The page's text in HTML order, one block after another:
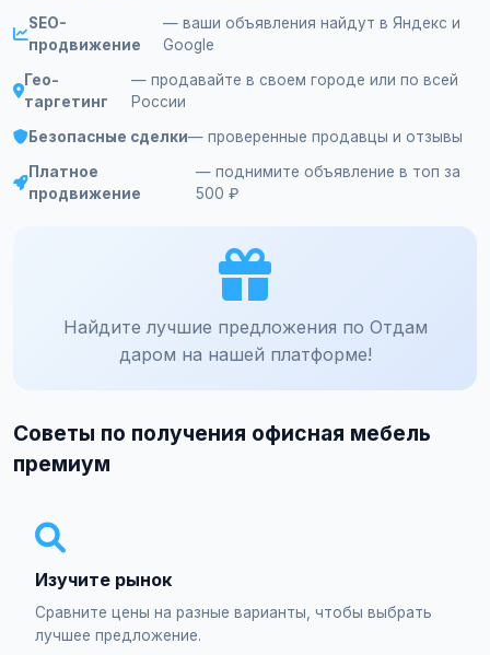
SEO-
продвижение
— ваши объявления найдут в Яндекс и
Google
Гео-
таргетинг
— продавайте в своем городе или по всей
России
Безопасные сделки— проверенные продавцы и отзывы
Платное
продвижение
— поднимите объявление в топ за
500 ₽
Найдите лучшие предложения по Отдам
даром на нашей платформе!
Советы по получения офисная мебель
премиум
Изучите рынок
Сравните цены на разные варианты, чтобы выбрать
лучшее предложение.